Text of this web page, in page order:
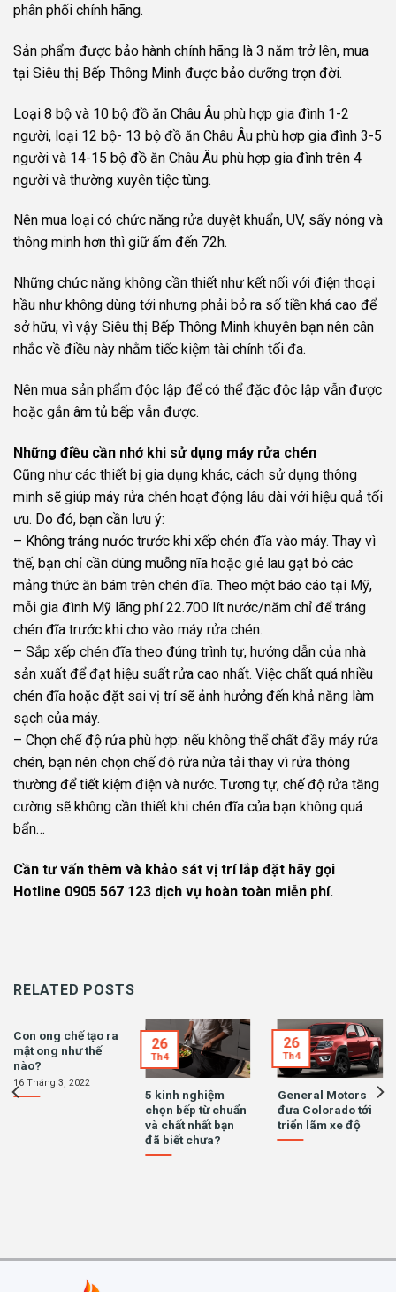
phân phối chính hãng.
Sản phẩm được bảo hành chính hãng là 3 năm trở lên, mua
tại Siêu thị Bếp Thông Minh được bảo dưỡng trọn đời.
Loại 8 bộ và 10 bộ đồ ăn Châu Âu phù hợp gia đình 1-2
người, loại 12 bộ- 13 bộ đồ ăn Châu Âu phù hợp gia đình 3-5
người và 14-15 bộ đồ ăn Châu Âu phù hợp gia đình trên 4
người và thường xuyên tiệc tùng.
Nên mua loại có chức năng rửa duyệt khuẩn, UV, sấy nóng và
thông minh hơn thì giữ ấm đến 72h.
Những chức năng không cần thiết như kết nối với điện thoại
hầu như không dùng tới nhưng phải bỏ ra số tiền khá cao để
sở hữu, vì vậy Siêu thị Bếp Thông Minh khuyên bạn nên cân
nhắc về điều này nhằm tiếc kiệm tài chính tối đa.
Nên mua sản phẩm độc lập để có thể đặc độc lập vẫn được
hoặc gắn âm tủ bếp vẫn được.
Những điều cần nhớ khi sử dụng máy rửa chén
Cũng như các thiết bị gia dụng khác, cách sử dụng thông
minh sẽ giúp máy rửa chén hoạt động lâu dài với hiệu quả tối
ưu. Do đó, bạn cần lưu ý:
– Không tráng nước trước khi xếp chén đĩa vào máy. Thay vì
thế, bạn chỉ cần dùng muỗng nĩa hoặc giẻ lau gạt bỏ các
mảng thức ăn bám trên chén đĩa. Theo một báo cáo tại Mỹ,
mỗi gia đình Mỹ lãng phí 22.700 lít nước/năm chỉ để tráng
chén đĩa trước khi cho vào máy rửa chén.
– Sắp xếp chén đĩa theo đúng trình tự, hướng dẫn của nhà
sản xuất để đạt hiệu suất rửa cao nhất. Việc chất quá nhiều
chén đĩa hoặc đặt sai vị trí sẽ ảnh hưởng đến khả năng làm
sạch của máy.
– Chọn chế độ rửa phù hợp: nếu không thể chất đầy máy rửa
chén, bạn nên chọn chế độ rửa nửa tải thay vì rửa thông
thường để tiết kiệm điện và nước. Tương tự, chế độ rửa tăng
cường sẽ không cần thiết khi chén đĩa của bạn không quá
bẩn…
Cần tư vấn thêm và khảo sát vị trí lắp đặt hãy gọi
Hotline 0905 567 123 dịch vụ hoàn toàn miễn phí.
RELATED POSTS
Con ong chế tạo ra
mật ong như thế
nào?
16 Tháng 3, 2022
5 kinh nghiệm
chọn bếp từ chuẩn
và chất nhất bạn
đã biết chưa?
26
Th4
General Motors
đưa Colorado tới
triển lãm xe độ
26
Th4